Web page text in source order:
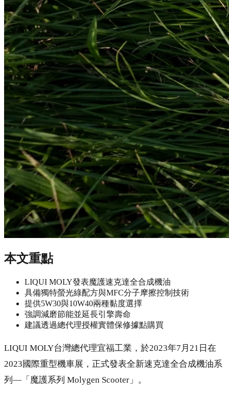
本文重點
LIQUI MOLY發表魔護速克達全合成機油
具備獨特螢光綠配方與MFC分子摩擦控制技術
提供5W30與10W40兩種黏度選擇
強調減磨節能並延長引擎壽命
建議透過總代理授權實體保修據點購買
LIQUI MOLY台灣總代理宜福工業，於2023年7月21日在
2023國際重型機車展，正式發表全新速克達全合成機油系
列—「魔護系列 Molygen Scooter」。